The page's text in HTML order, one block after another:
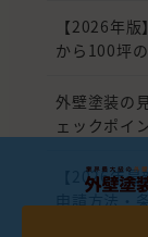
【2026年
から100坪
外壁塗装の
ェックポイ
【2026年
申請方法・